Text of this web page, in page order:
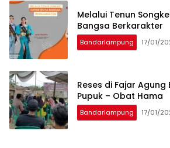
Melalui Tenun
Bangsa Berkarakter
Bandarlampung 17/01/
Reses di Fajar
Pupuk – Obat Hama
Bandarlampung 17/01/